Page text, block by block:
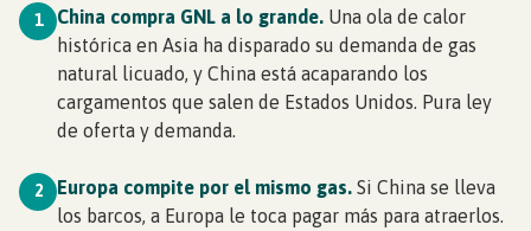
1 China compra GNL a lo grande. Una ola de calor
histórica en Asia ha disparado su demanda de gas
natural licuado, y China está acaparando los
cargamentos que salen de Estados Unidos. Pura ley
de oferta y demanda.
2 Europa compite por el mismo gas. Si China se lleva
los barcos, a Europa le toca pagar más para atraerlos.